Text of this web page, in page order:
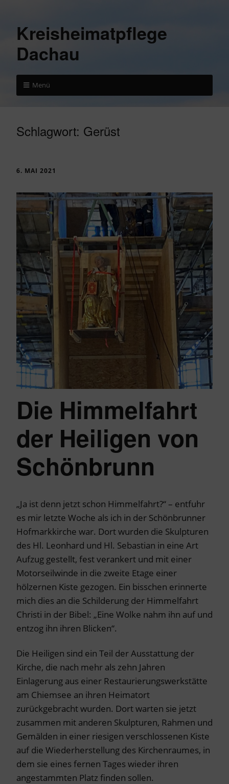
Kreisheimatpflege
Dachau
Menü
Schlagwort: Gerüst
6. MAI 2021
Die Himmelfahrt
der Heiligen von
Schönbrunn
„Ja ist denn jetzt schon Himmelfahrt?“ – entfuhr
es mir letzte Woche als ich in der Schönbrunner
Hofmarkkirche war. Dort wurden die Skulpturen
des Hl. Leonhard und Hl. Sebastian in eine Art
Aufzug gestellt, fest verankert und mit einer
Motorseilwinde in die zweite Etage einer
hölzernen Kiste gezogen. Ein bisschen erinnerte
mich dies an die Schilderung der Himmelfahrt
Christi in der Bibel: „Eine Wolke nahm ihn auf und
entzog ihn ihren Blicken“.
Die Heiligen sind ein Teil der Ausstattung der
Kirche, die nach mehr als zehn Jahren
Einlagerung aus einer Restaurierungswerkstätte
am Chiemsee an ihren Heimatort
zurückgebracht wurden. Dort warten sie jetzt
zusammen mit anderen Skulpturen, Rahmen und
Gemälden in einer riesigen verschlossenen Kiste
auf die Wiederherstellung des Kirchenraumes, in
dem sie eines fernen Tages wieder ihren
angestammten Platz finden sollen.